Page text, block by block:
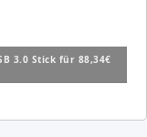
3.0 Stick für 88,34€